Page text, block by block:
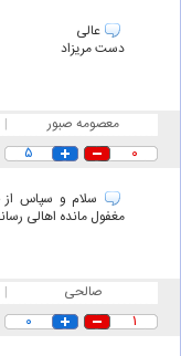
عالی
دست مریزاد
معصومه صبور |
۰ ۵
سلام و سپاس از
مغفول مانده اهالی
صالحی |
۱ ۰